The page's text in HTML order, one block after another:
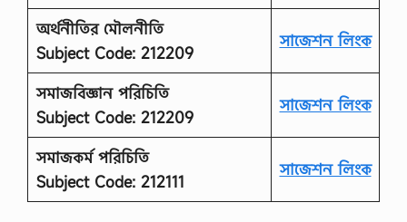
অর্থনীতির মৌলনীতি
Subject Code: 212209
সাজেশন লিংক
সমাজবিজ্ঞান পরিচিতি
Subject Code: 212209
সাজেশন লিংক
সমাজকর্ম পরিচিতি
Subject Code: 212111
সাজেশন লিংক